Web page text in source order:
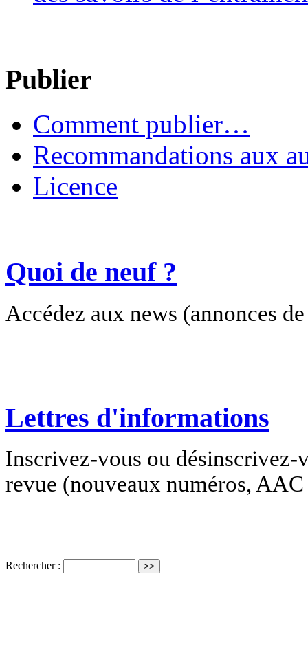
Publier
Comment publier…
Recommandations aux
Licence
Quoi de neuf ?
Accédez aux news (annonces
Lettres d'informations
Inscrivez-vous ou
revue (nouveaux numéros,
Rechercher :